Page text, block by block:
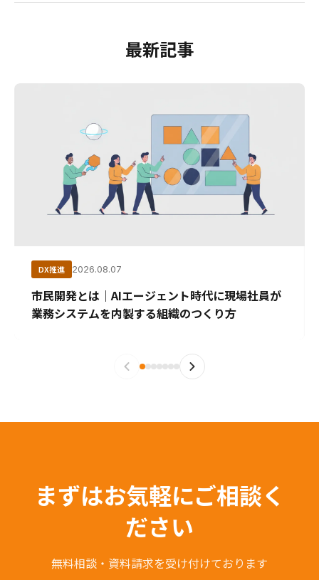
最新記事
DX推進 2026.08.07
市民開発とは｜AIエージェント時代に現場社員が
業務システムを内製する組織のつくり方
まずはお気軽にご相談く
ださい
無料相談・資料請求を受け付けております